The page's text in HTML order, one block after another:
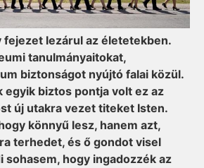
fejezet lezárul az életetekben.
tanulmányaitokat,
biztonságot nyújtó falai közül.
egyik biztos pontja volt ez az
új utakra vezet titeket Isten.
könnyű lesz, hanem azt,
terhedet, és ő gondot visel
sohasem, hogy ingadozzék az